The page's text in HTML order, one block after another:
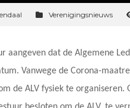
Verenigingsnieuws
aangeven dat de Algemene
Vanwege de Corona-
de ALV fysiek te organiseren.